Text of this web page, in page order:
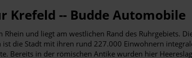
Krefeld -- Budde Automobile
und liegt am westlichen Rand des Ruhrgebiets.
ist die Stadt mit ihren rund 227.000 Einwohnern
Bereits in der römischen Antike wurden hier